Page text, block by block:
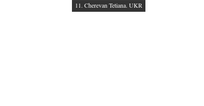
11. Cherevan Tetiana. UKR